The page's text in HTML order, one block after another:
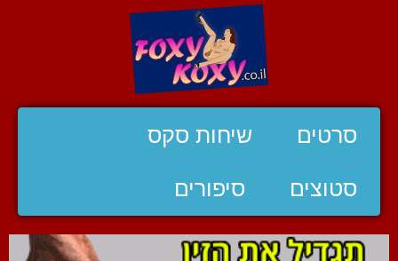
סרטים שיחות סקס
סטוצים סיפורים